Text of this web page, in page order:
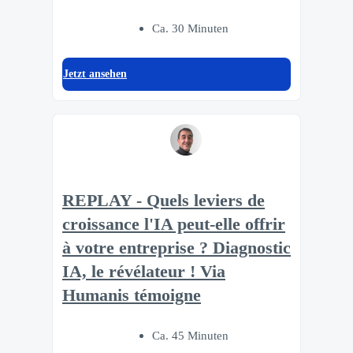
Ca. 30 Minuten
Jetzt ansehen
REPLAY - Quels leviers de
croissance l'IA peut-elle offrir
à votre entreprise ? Diagnostic
IA, le révélateur ! Via
Humanis témoigne
Ca. 45 Minuten